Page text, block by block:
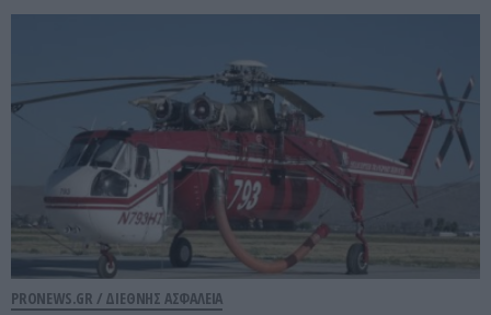
PRONEWS.GR / ΔΙΕΘΝΗΣ ΑΣΦΑΛΕΙΑ